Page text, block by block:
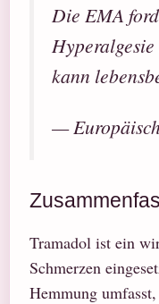
Die EMA
kann
—
Tramadol ist ein
Schmerzen
Hemmung